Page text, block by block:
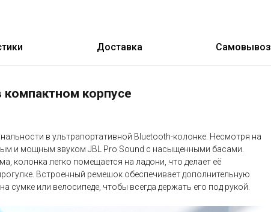
Доставка Самовывоз
корпусе
в ультрапортативной Bluetooth-колонке. Несмотря на
и мощным звуком JBL Pro Sound с насыщенными басами.
колонка легко помещается на ладони, что делает её
Встроенный ремешок обеспечивает дополнительную
сумке или велосипеде, чтобы всегда держать его под рукой.